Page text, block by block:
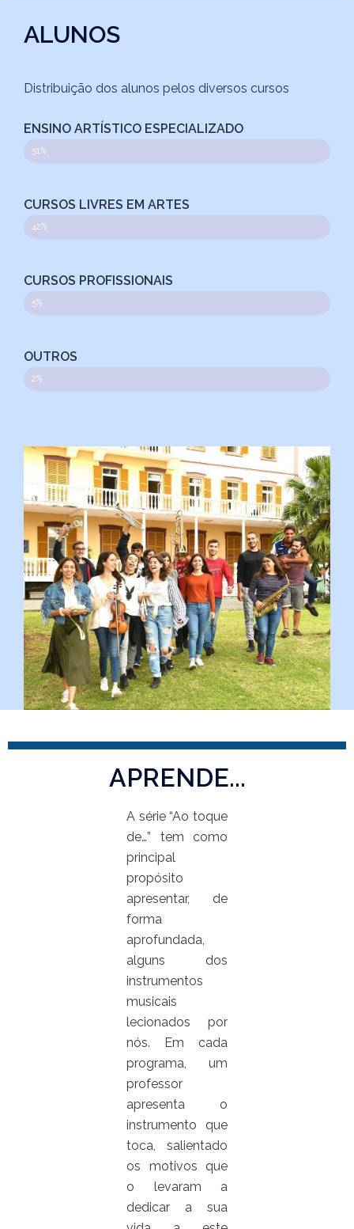
ALUNOS
Distribuição dos alunos pelos diversos cursos
ENSINO ARTÍSTICO ESPECIALIZADO
51%
CURSOS LIVRES EM ARTES
42%
CURSOS PROFISSIONAIS
5%
OUTROS
2%
APRENDE...
A série “Ao toque
de…” tem como
principal
propósito
apresentar, de
forma
aprofundada,
alguns dos
instrumentos
musicais
lecionados por
nós. Em cada
programa, um
professor
apresenta o
instrumento que
toca, salientado
os motivos que
o levaram a
dedicar a sua